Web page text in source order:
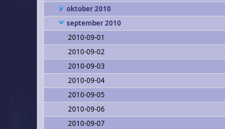
oktober 2010
september 2010
2010-09-01
2010-09-02
2010-09-03
2010-09-04
2010-09-05
2010-09-06
2010-09-07